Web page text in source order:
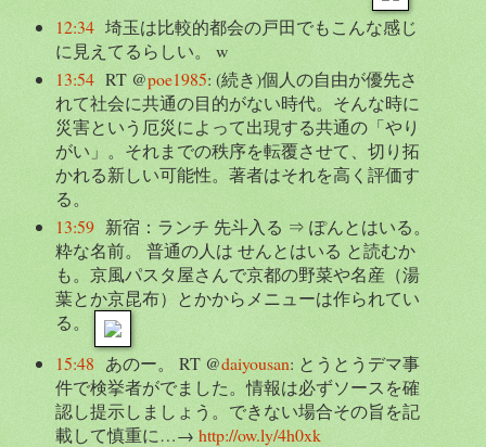
12:34 埼玉は比較的都会の戸田でもこんな感じ
に見えてるらしい。 w
13:54 RT @poe1985: (続き)個人の自由が優先さ
れて社会に共通の目的がない時代。そんな時に
災害という厄災によって出現する共通の「やり
がい」。それまでの秩序を転覆させて、切り拓
かれる新しい可能性。著者はそれを高く評価す
る。
13:59 新宿：ランチ 先斗入る ⇒ ぽんとはいる。
粋な名前。 普通の人は せんとはいる と読むか
も。京風パスタ屋さんで京都の野菜や名産（湯
葉とか京昆布）とかからメニューは作られてい
る。
15:48 あのー。 RT @daiyousan: とうとうデマ事
件で検挙者がでました。情報は必ずソースを確
認し提示しましょう。できない場合その旨を記
載して慎重に…→ http://ow.ly/4h0xk